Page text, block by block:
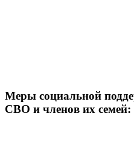
Меры социальной
СВО и членов их семей: